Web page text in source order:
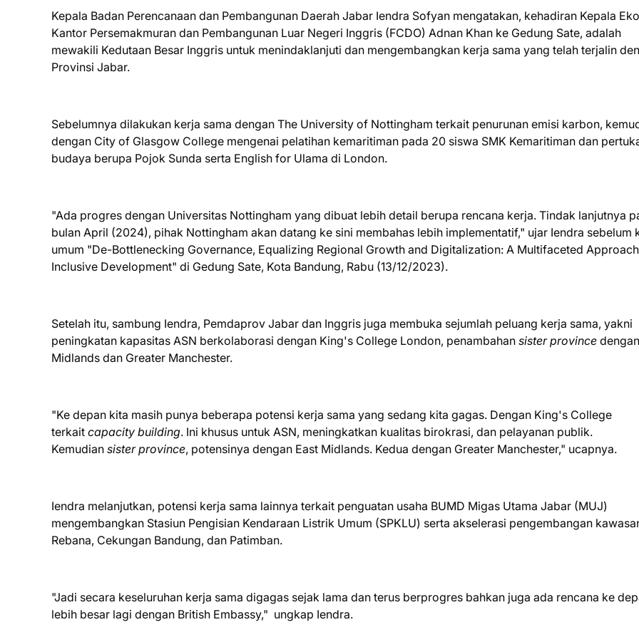
Kepala Badan Perencanaan dan Pembangunan Daerah Jabar Iendra Sofyan mengatakan, kehadiran Kepala
Kantor Persemakmuran dan Pembangunan Luar Negeri Inggris (FCDO) Adnan Khan ke Gedung Sate, adalah
mewakili Kedutaan Besar Inggris untuk menindaklanjuti dan mengembangkan kerja sama yang telah terjalin
Provinsi Jabar.
Sebelumnya dilakukan kerja sama dengan The University of Nottingham terkait penurunan emisi karbon,
dengan City of Glasgow College mengenai pelatihan kemaritiman pada 20 siswa SMK Kemaritiman dan
budaya berupa Pojok Sunda serta English for Ulama di London.
"Ada progres dengan Universitas Nottingham yang dibuat lebih detail berupa rencana kerja. Tindak lanjutnya
bulan April (2024), pihak Nottingham akan datang ke sini membahas lebih implementatif," ujar Iendra sebelum
umum "De-Bottlenecking Governance, Equalizing Regional Growth and Digitalization: A Multifaceted
Inclusive Development" di Gedung Sate, Kota Bandung, Rabu (13/12/2023).
Setelah itu, sambung Iendra, Pemdaprov Jabar dan Inggris juga membuka sejumlah peluang kerja sama, yakni
peningkatan kapasitas ASN berkolaborasi dengan King's College London, penambahan sister province
Midlands dan Greater Manchester.
"Ke depan kita masih punya beberapa potensi kerja sama yang sedang kita gagas. Dengan King's College
terkait capacity building. Ini khusus untuk ASN, meningkatkan kualitas birokrasi, dan pelayanan publik.
Kemudian sister province, potensinya dengan East Midlands. Kedua dengan Greater Manchester," ucapnya.
Iendra melanjutkan, potensi kerja sama lainnya terkait penguatan usaha BUMD Migas Utama Jabar (MUJ)
mengembangkan Stasiun Pengisian Kendaraan Listrik Umum (SPKLU) serta akselerasi pengembangan
Rebana, Cekungan Bandung, dan Patimban.
"Jadi secara keseluruhan kerja sama digagas sejak lama dan terus berprogres bahkan juga ada rencana ke
lebih besar lagi dengan British Embassy," ungkap Iendra.